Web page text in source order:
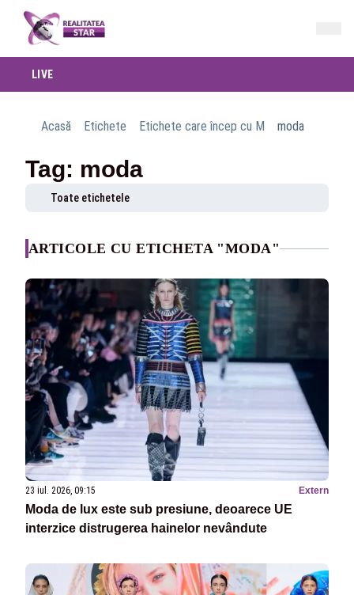
LIVE
Acasă Etichete Etichete care încep cu M moda
Tag: moda
Toate etichetele
ARTICOLE CU ETICHETA "MODA"
23 iul. 2026, 09:15 Extern
Moda de lux este sub presiune, deoarece UE
interzice distrugerea hainelor nevândute